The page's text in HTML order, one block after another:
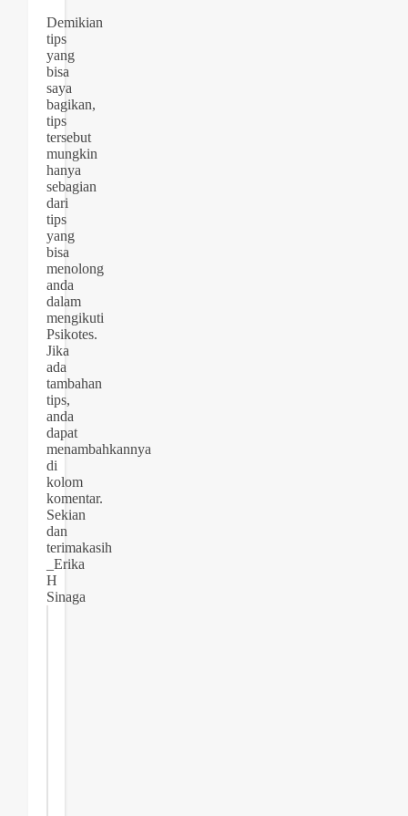
Demikian
tips
yang
bisa
saya
bagikan,
tips
tersebut
mungkin
hanya
sebagian
dari
tips
yang
bisa
menolong
anda
dalam
mengikuti
Psikotes.
Jika
ada
tambahan
tips,
anda
dapat
menambahkannya
di
kolom
komentar.
Sekian
dan
terimakasih
_Erika
H
Sinaga